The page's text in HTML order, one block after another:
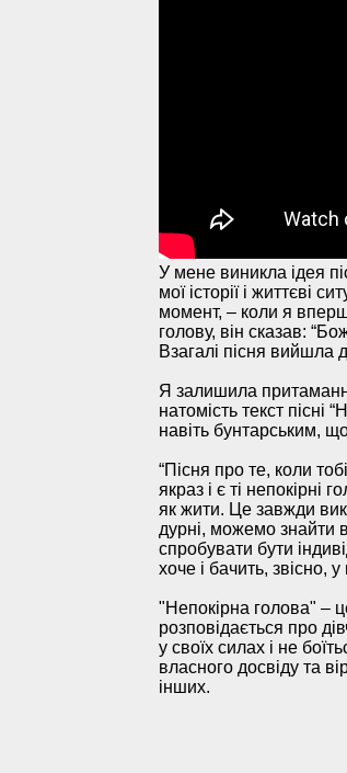
У мене виникла ідея
мої історії і життєві
момент, – коли я
голову, він сказав:
Взагалі пісня
Я залишила
натомість текст пісні
навіть бунтарським,
“Пісня про те, коли
якраз і є ті
як жити. Це завжди
дурні, можемо знайти
спробувати бути
хоче і бачить, звісно,
"Непокірна голова" –
розповідається про
у своїх силах і не
власного досвіду та
інших.